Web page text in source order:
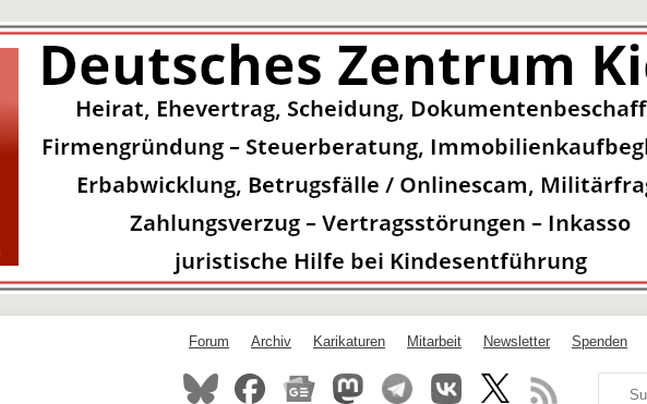
Forum Archiv Karikaturen Mitarbeit Newsletter Spenden